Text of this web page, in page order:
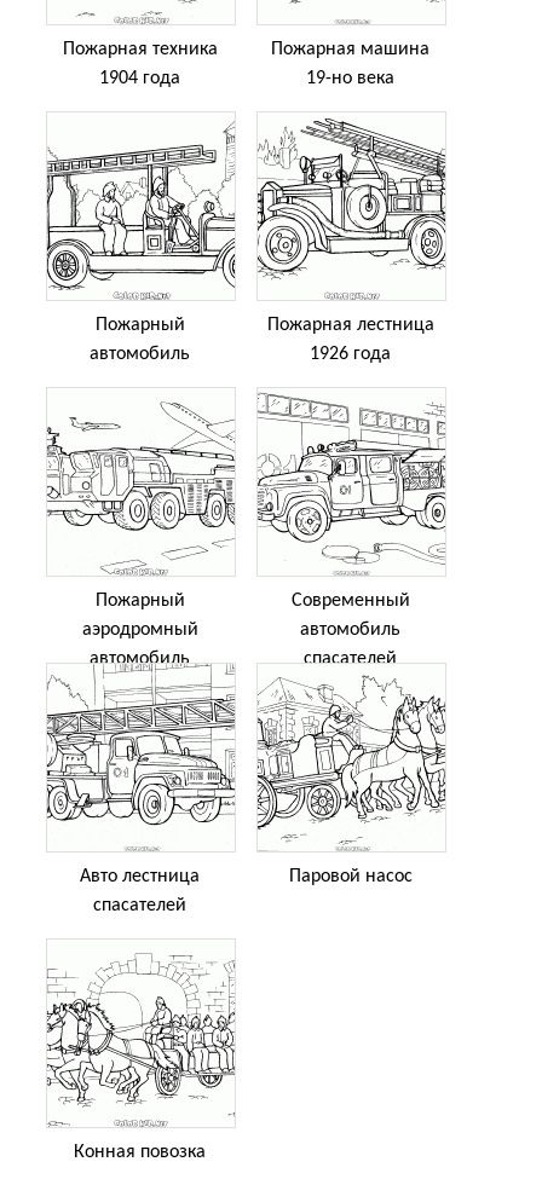
Пожарная техника
1904 года
Пожарная машина
19-но века
Пожарный
автомобиль
Пожарная лестница
1926 года
Пожарный
аэродромный
автомобиль
Современный
автомобиль
спасателей
Авто лестница
спасателей
Паровой насос
Конная повозка